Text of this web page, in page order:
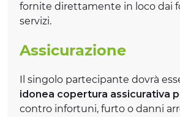
fornite direttamente in loco dai
servizi.
Assicurazione
Il singolo partecipante dovrà
idonea copertura assicurativa
contro infortuni, furto o danni